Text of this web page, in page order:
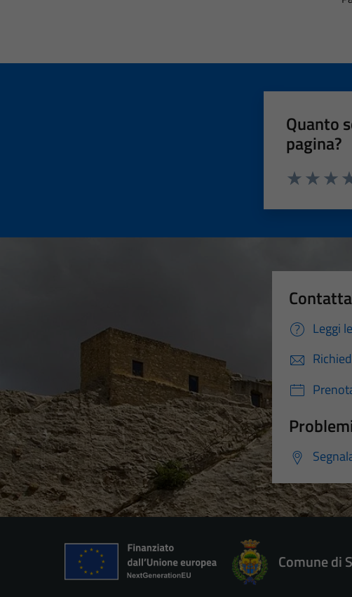
Quanto
pagina?
Leggi
Comune di